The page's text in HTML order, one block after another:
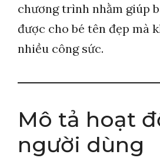
chương trình nhằm giúp
được cho bé tên đẹp mà
nhiều công sức.
Mô tả hoạt
người dùng